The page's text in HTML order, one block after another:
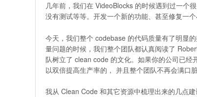
几年前，我们在 VideoBlocks 的时候遇到过一个
没有测试等等。开发一个新的功能、甚至修复一
今天，我们整个 codebase 的代码质量有了明显
量问题的时候，我们整个团队都认真阅读了
队树立了 clean code 的文化。如果你的公司已经
以双倍提高生产率的， 并且整个团队不再会满口脏
我从 Clean Code 和其它资源中梳理出来的几点建